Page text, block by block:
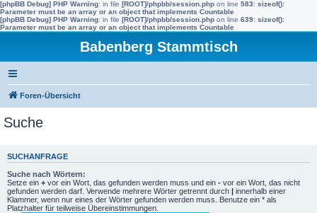
[phpBB Debug] PHP Warning: in file [ROOT]/phpbb/session.php on line 583: sizeof():
Parameter must be an array or an object that implements Countable
[phpBB Debug] PHP Warning: in file [ROOT]/phpbb/session.php on line 639: sizeof():
Parameter must be an array or an object that implements Countable
Babenberg Stammtisch
Foren-Übersicht
Suche
SUCHANFRAGE
Suche nach Wörtern:
Setze ein + vor ein Wort, das gefunden werden muss und ein - vor ein Wort, das nicht
gefunden werden darf. Verwende mehrere Wörter getrennt durch | innerhalb einer
Klammer, wenn nur eines der Wörter gefunden werden muss. Benutze ein * als
Platzhalter für teilweise Übereinstimmungen.